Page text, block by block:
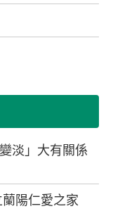
淡」大有關係
陽仁愛之家